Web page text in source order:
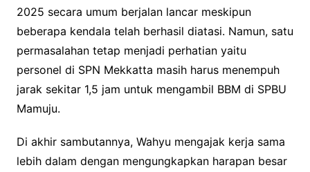
2025 secara umum berjalan lancar meskipun
beberapa kendala telah berhasil diatasi. Namun, satu
permasalahan tetap menjadi perhatian yaitu
personel di SPN Mekkatta masih harus menempuh
jarak sekitar 1,5 jam untuk mengambil BBM di SPBU
Mamuju.
Di akhir sambutannya, Wahyu mengajak kerja sama
lebih dalam dengan mengungkapkan harapan besar